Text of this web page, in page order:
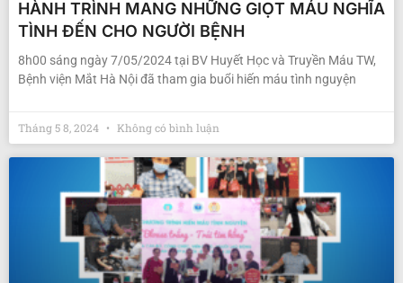
HÀNH TRÌNH MANG NHỮNG GIỌT MÁU NGHĨA
TÌNH ĐẾN CHO NGƯỜI BỆNH
8h00 sáng ngày 7/05/2024 tại BV Huyết Học và Truyền Máu TW,
Bệnh viện Mắt Hà Nội đã tham gia buổi hiến máu tình nguyện
Tháng 5 8, 2024 Không có bình luận